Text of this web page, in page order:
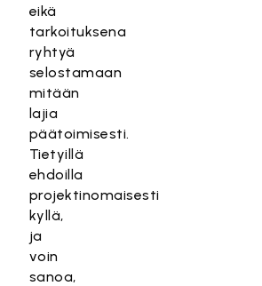
eikä
tarkoituksena
ryhtyä
selostamaan
mitään
lajia
päätoimisesti.
Tietyillä
ehdoilla
projektinomaisesti
kyllä,
ja
voin
sanoa,